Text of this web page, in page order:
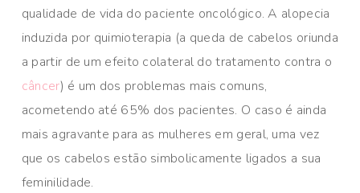
qualidade de vida do paciente oncológico. A alopecia
induzida por quimioterapia (a queda de cabelos oriunda
a partir de um efeito colateral do tratamento contra o
câncer) é um dos problemas mais comuns,
acometendo até 65% dos pacientes. O caso é ainda
mais agravante para as mulheres em geral, uma vez
que os cabelos estão simbolicamente ligados a sua
feminilidade.